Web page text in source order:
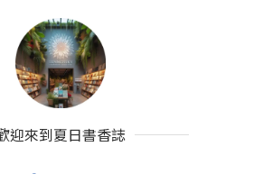
迎來到夏日書香誌